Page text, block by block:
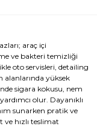
araç içi
ve bakteri temizliği
oto servisleri, detailing
alanlarında yüksek
sigara kokusu, nem
olur. Dayanıklı
sunarken pratik ve
hızlı teslimat